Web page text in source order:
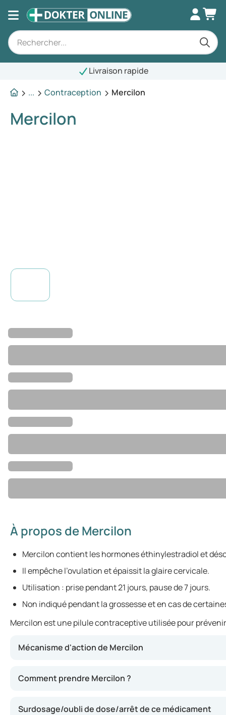
Livraison rapide
...
Contraception Mercilon
Mercilon
À propos de Mercilon
Mercilon contient les hormones éthinylestradiol et
Il empêche l’ovulation et épaissit la glaire cervicale.
Utilisation : prise pendant 21 jours, pause de 7 jours.
Non indiqué pendant la grossesse et en cas de
Mercilon est une pilule contraceptive utilisée pour
Mécanisme d'action de Mercilon
Comment prendre Mercilon ?
Surdosage/oubli de dose/arrêt de ce médicament